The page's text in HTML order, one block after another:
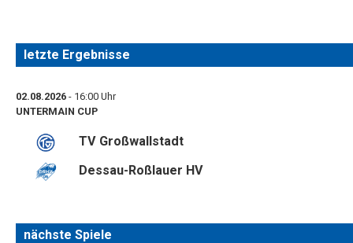
letzte Ergebnisse
02.08.2026 - 16:00 Uhr
UNTERMAIN CUP
TV Großwallstadt
Dessau-Roßlauer HV
nächste Spiele